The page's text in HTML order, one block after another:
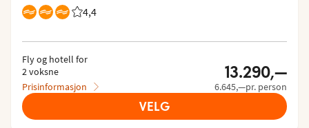
4,4
Vurdering fra Vings gjester: 4.362/5
Fly og hotell for
2 voksne
Prisinformasjon
13.290,—
6.645,—pr. person
VELG